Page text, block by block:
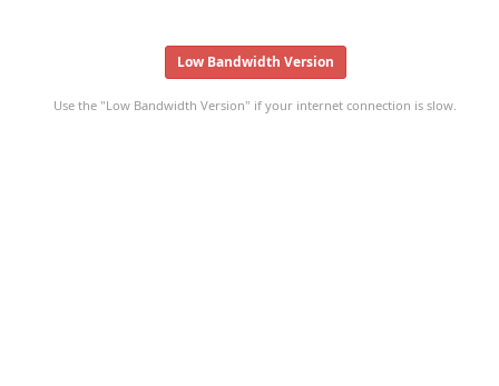
Low Bandwidth Version
Use the "Low Bandwidth Version" if your internet connection is slow.